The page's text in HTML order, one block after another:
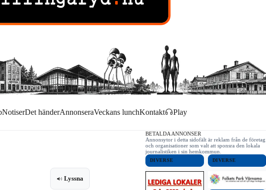
NotiserDet händerAnnonseraVeckans lunchKontakt Play
Lyssna
BETALDA ANNONSER
Annonsytor i detta sidofält är reklam från de företag
och organisationer som valt att sponsra den lokala
journalistiken i sin hemkommun.
DIVERSE DIVERSE